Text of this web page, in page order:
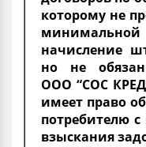
которому не
начисление
но не
ООО “СОС
имеет право
потребителю
взыскания